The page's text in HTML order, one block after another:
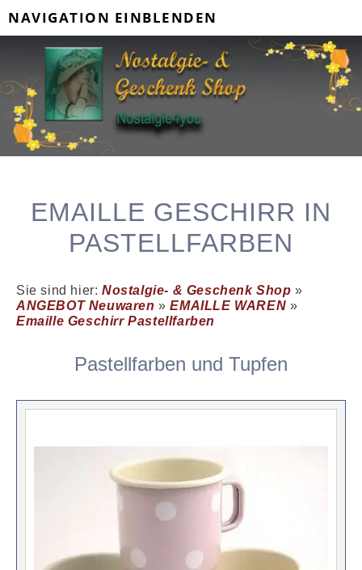
NAVIGATION EINBLENDEN
EMAILLE GESCHIRR IN
PASTELLFARBEN
Sie sind hier: Nostalgie- & Geschenk Shop »
ANGEBOT Neuwaren»EMAILLE WAREN »
Emaille Geschirr Pastellfarben
Pastellfarben und Tupfen